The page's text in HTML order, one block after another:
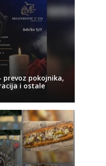
prevoz pokojnika,
i ostale